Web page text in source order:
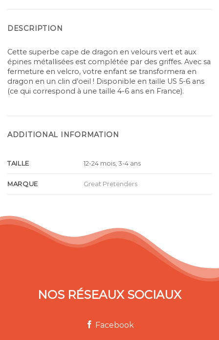
DESCRIPTION
Cette superbe cape de dragon en velours vert et aux
épines métallisées est complétée par des griffes. Avec sa
fermeture en velcro, votre enfant se transformera en
dragon en un clin d’oeil ! Disponible en taille US 5-6 ans
(ce qui correspond à une taille 4-6 ans en France).
ADDITIONAL INFORMATION
TAILLE 12-24 mois, 3-4 ans
MARQUE Great Pretenders
NOS RÉSEAUX SOCIAUX
Facebook